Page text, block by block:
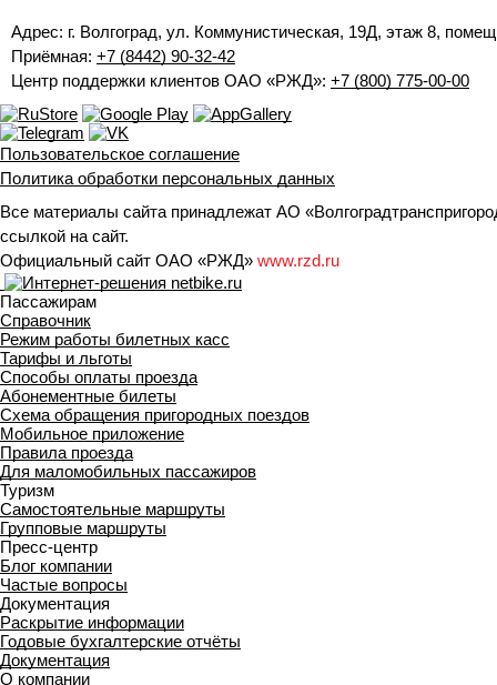
Адрес: г. Волгоград, ул. Коммунистическая, 19Д, этаж 8,
Приёмная: +7 (8442) 90-32-42
Центр поддержки клиентов ОАО «РЖД»: +7 (800) 775-00-00
Пользовательское соглашение
Политика обработки персональных данных
Все материалы сайта принадлежат АО
ссылкой на сайт.
Официальный сайт ОАО «РЖД» www.rzd.ru
Пассажирам
Справочник
Режим работы билетных касс
Тарифы и льготы
Способы оплаты проезда
Абонементные билеты
Схема обращения пригородных поездов
Мобильное приложение
Правила проезда
Для маломобильных пассажиров
Туризм
Самостоятельные маршруты
Групповые маршруты
Пресс-центр
Блог компании
Частые вопросы
Документация
Раскрытие информации
Годовые бухгалтерские отчёты
Документация
О компании